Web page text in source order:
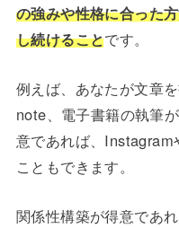
の強みや性格に合った
し続けることです。
例えば、あなたが文章
note、電子書籍の執筆
意であれば、Instagram
こともできます。
関係性構築が得意であ